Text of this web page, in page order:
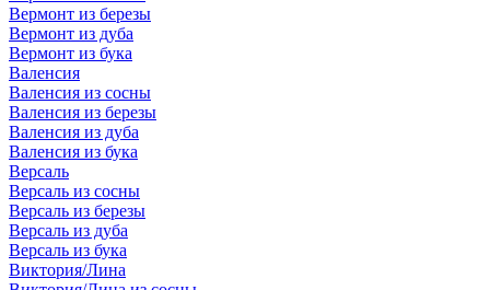
Вермонт из березы
Вермонт из дуба
Вермонт из бука
Валенсия
Валенсия из сосны
Валенсия из березы
Валенсия из дуба
Валенсия из бука
Версаль
Версаль из сосны
Версаль из березы
Версаль из дуба
Версаль из бука
Виктория/Лина